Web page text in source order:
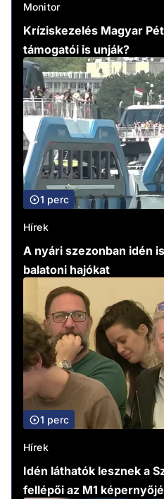
Monitor
Kríziskezelés Magyar
támogatói is unják?
1 perc
Hírek
A nyári szezonban idén
balatoni hajókat
1 perc
Hírek
Idén láthatók lesznek a
fellépői az M1